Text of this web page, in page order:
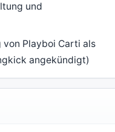
und
Playboi Carti als
angekündigt)